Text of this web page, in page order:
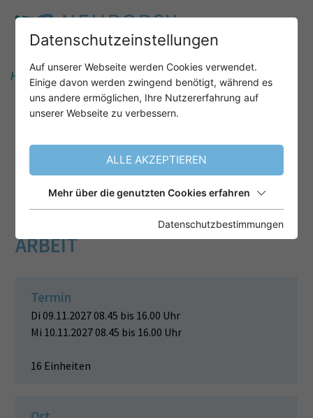
Home Unser Angebot
PRAXISSEMINAR ACT:
AKZEPTANZ- UND COMMITMENT-
THERAPIE FÜR DIE KLINISCH-
PSYCHOLOGISCHE UND
NEUROPSYCHOLOGISCHE
ARBEIT
Termin
Di 09.11.2027 08.45 bis 16.00 Uhr
Mi 10.11.2027 08.45 bis 16.00 Uhr
16 Einheiten
Datenschutzeinstellungen
Auf unserer Webseite werden Cookies verwendet.
Einige davon werden zwingend benötigt, während es
uns andere ermöglichen, Ihre Nutzererfahrung auf
unserer Webseite zu verbessern.
ALLE AKZEPTIEREN
Mehr über die genutzten Cookies erfahren
Datenschutzbestimmungen